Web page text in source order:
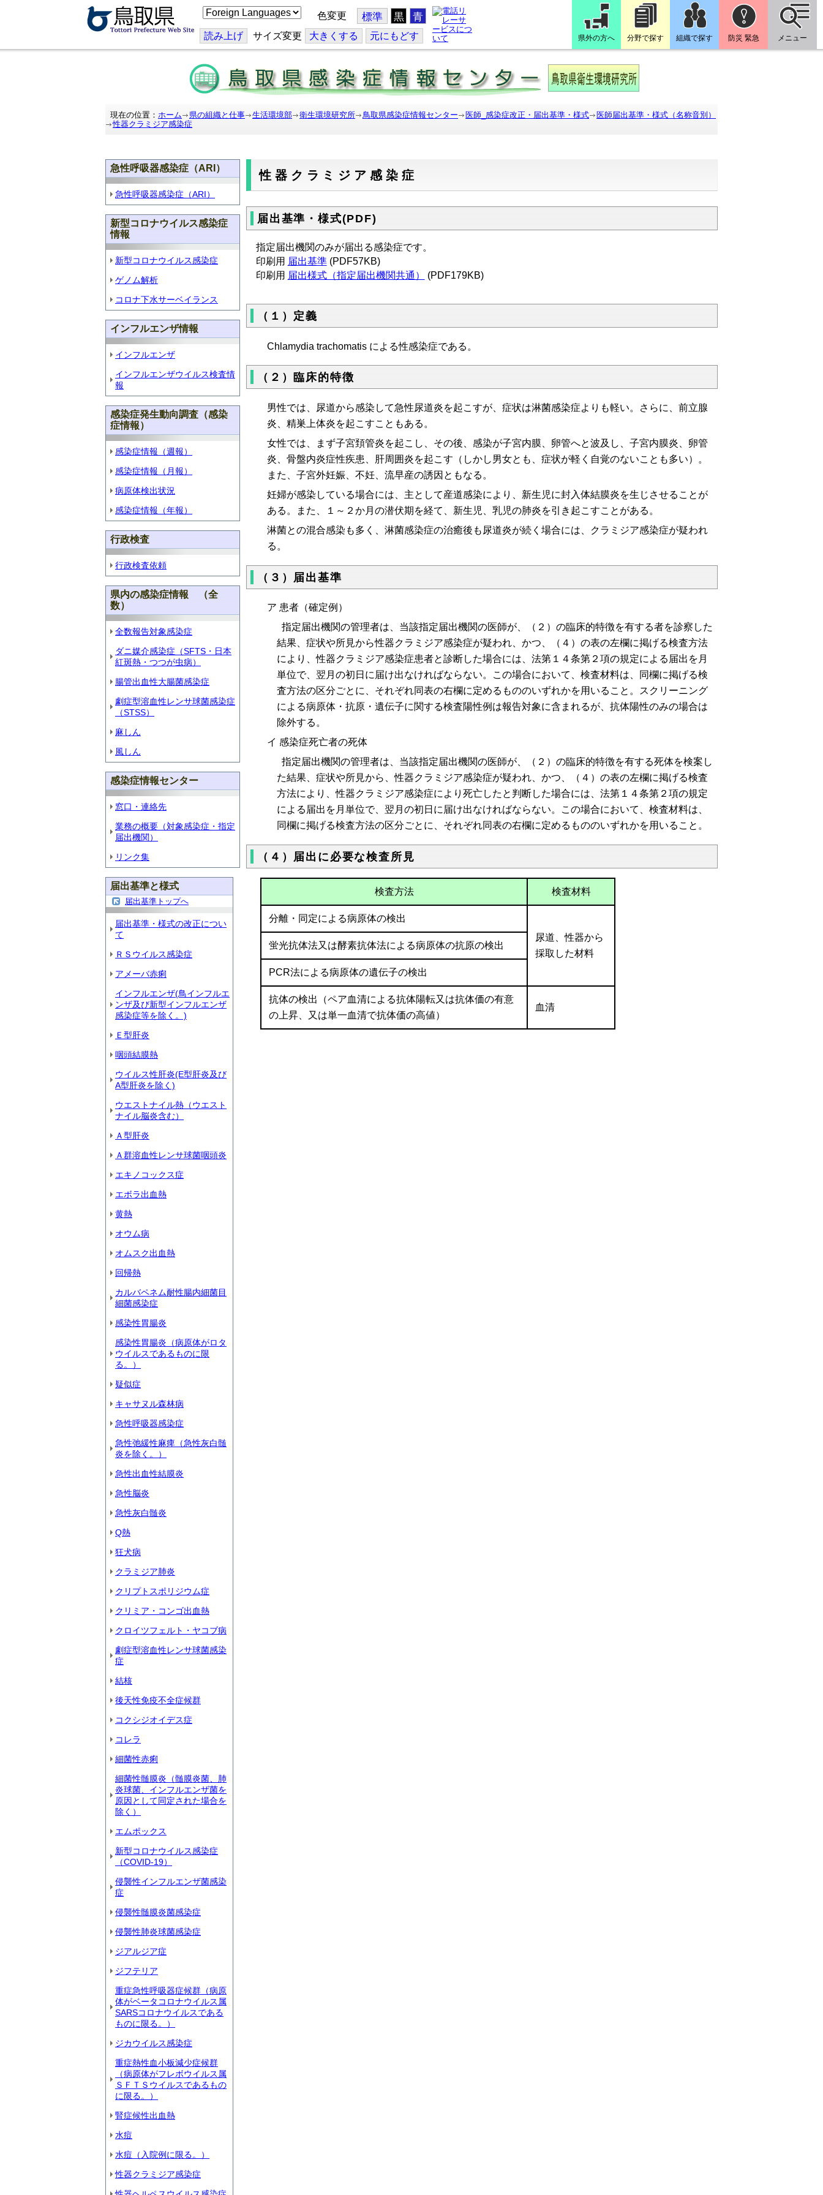
こ
の
ジ
を
翻
訳
す
る
色変更 標準 黒 青
読み上げ サイズ変更 大きくする 元にもどす 県外の方へ 分野で探す 組織で探す 防災 緊急 メニュー
現在の位置： ホーム 県の組織と仕事 生活環境部 衛生環境研究所 鳥取県感染症情報センター 医師_感染症改正・届出基準・様式
医師届出基準・様式（名称音別）
性器クラミジア感染症
急性呼吸器感染症（ARI）
急性呼吸器感染症（ARI）
新型コロナウイルス感染症
情報
新型コロナウイルス感染症
ゲノム解析
コロナ下水サーベイランス
インフルエンザ情報
インフルエンザ
インフルエンザウイルス検査情
報
感染症発生動向調査（感染
症情報）
感染症情報（週報）
感染症情報（月報）
病原体検出状況
感染症情報（年報）
行政検査
行政検査依頼
県内の感染症情報 （全
数）
全数報告対象感染症
ダニ媒介感染症（SFTS・日本
紅斑熱・つつが虫病）
腸管出血性大腸菌感染症
劇症型溶血性レンサ球菌感染症
（STSS）
麻しん
風しん
感染症情報センター
窓口・連絡先
業務の概要（対象感染症・指定
届出機関）
リンク集
届出基準と様式
届出基準トップへ
届出基準・様式の改正につい
て
ＲＳウイルス感染症
アメーバ赤痢
インフルエンザ(鳥インフルエ
ンザ及び新型インフルエンザ
感染症等を除く。)
Ｅ型肝炎
咽頭結膜熱
ウイルス性肝炎(E型肝炎及び
A型肝炎を除く)
ウエストナイル熱（ウエスト
ナイル脳炎含む）
Ａ型肝炎
Ａ群溶血性レンサ球菌咽頭炎
エキノコックス症
エボラ出血熱
黄熱
オウム病
オムスク出血熱
回帰熱
カルバペネム耐性腸内細菌目
細菌感染症
感染性胃腸炎
感染性胃腸炎（病原体がロタ
ウイルスであるものに限
る。）
疑似症
キャサヌル森林病
急性呼吸器感染症
急性弛緩性麻痺（急性灰白髄
炎を除く。）
急性出血性結膜炎
急性脳炎
急性灰白髄炎
Q熱
狂犬病
クラミジア肺炎
クリプトスポリジウム症
クリミア・コンゴ出血熱
クロイツフェルト・ヤコブ病
劇症型溶血性レンサ球菌感染
症
結核
後天性免疫不全症候群
コクシジオイデス症
コレラ
細菌性赤痢
細菌性髄膜炎（髄膜炎菌、肺
炎球菌、インフルエンザ菌を
原因として同定された場合を
除く）
エムポックス
新型コロナウイルス感染症
（COVID‐19）
侵襲性インフルエンザ菌感染
症
侵襲性髄膜炎菌感染症
侵襲性肺炎球菌感染症
ジアルジア症
ジフテリア
重症急性呼吸器症候群（病原
体がベータコロナウイルス属
SARSコロナウイルスである
ものに限る。）
ジカウイルス感染症
重症熱性血小板減少症候群
（病原体がフレボウイルス属
ＳＦＴＳウイルスであるもの
に限る。）
腎症候性出血熱
水痘
水痘（入院例に限る。）
性器クラミジア感染症
性器クラミジア感染症
届出基準・様式(PDF)
指定届出機関のみが届出る感染症です。
印刷用 届出基準(PDF57KB)
印刷用 届出様式（指定届出機関共通） (PDF179KB)
（１）定義
Chlamydia trachomatis による性感染症である。
（２）臨床的特徴
男性では、尿道から感染して急性尿道炎を起こすが、症状は淋菌感染症よりも軽い。さらに、前立腺
炎、精巣上体炎を起こすこともある。
女性では、まず子宮頚管炎を起こし、その後、感染が子宮内膜、卵管へと波及し、子宮内膜炎、卵管
炎、骨盤内炎症性疾患、肝周囲炎を起こす（しかし男女とも、症状が軽く自覚のないことも多い）。
また、子宮外妊娠、不妊、流早産の誘因ともなる。
妊婦が感染している場合には、主として産道感染により、新生児に封入体結膜炎を生じさせることが
ある。また、１～２か月の潜伏期を経て、新生児、乳児の肺炎を引き起こすことがある。
淋菌との混合感染も多く、淋菌感染症の治癒後も尿道炎が続く場合には、クラミジア感染症が疑われ
る。
（３）届出基準
ア 患者（確定例）
指定届出機関の管理者は、当該指定届出機関の医師が、（２）の臨床的特徴を有する者を診察した
結果、症状や所見から性器クラミジア感染症が疑われ、かつ、（４）の表の左欄に掲げる検査方法
により、性器クラミジア感染症患者と診断した場合には、法第１４条第２項の規定による届出を月
単位で、翌月の初日に届け出なければならない。この場合において、検査材料は、同欄に掲げる検
査方法の区分ごとに、それぞれ同表の右欄に定めるもののいずれかを用いること。スクリーニング
による病原体・抗原・遺伝子に関する検査陽性例は報告対象に含まれるが、抗体陽性のみの場合は
除外する。
イ 感染症死亡者の死体
指定届出機関の管理者は、当該指定届出機関の医師が、（２）の臨床的特徴を有する死体を検案し
た結果、症状や所見から、性器クラミジア感染症が疑われ、かつ、（４）の表の左欄に掲げる検査
方法により、性器クラミジア感染症により死亡したと判断した場合には、法第１４条第２項の規定
による届出を月単位で、翌月の初日に届け出なければならない。この場合において、検査材料は、
同欄に掲げる検査方法の区分ごとに、それぞれ同表の右欄に定めるもののいずれかを用いること。
（４）届出に必要な検査所見
検査方法 検査材料
分離・同定による病原体の検出
尿道、性器から
採取した材料
蛍光抗体法又は酵素抗体法による病原体の抗原の検出
PCR法による病原体の遺伝子の検出
抗体の検出（ペア血清による抗体陽転又は抗体価の有意
の上昇、又は単一血清で抗体価の高値）
血清